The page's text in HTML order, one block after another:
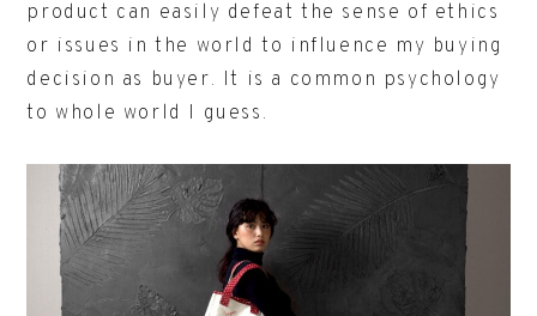
product can easily defeat the sense of ethics
or issues in the world to influence my buying
decision as buyer. It is a common psychology
to whole world I guess.